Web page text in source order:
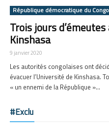
République démocratique du Congo
Trois jours
Kinshasa
9 janvier 2020
Les autorités congolaises ont
évacuer l’Université de Kinshasa.
« un ennemi de la République »...
#Exclu